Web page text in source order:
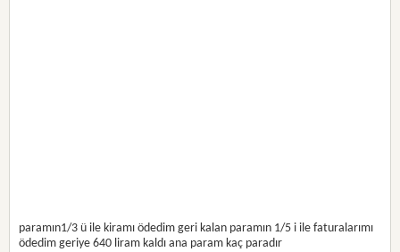
paramın1/3 ü ile kiramı ödedim geri kalan paramın 1/5 i ile faturalarımı
ödedim geriye 640 liram kaldı ana param kaç paradır